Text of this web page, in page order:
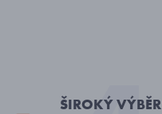
ŠIROKÝ VÝBĚR